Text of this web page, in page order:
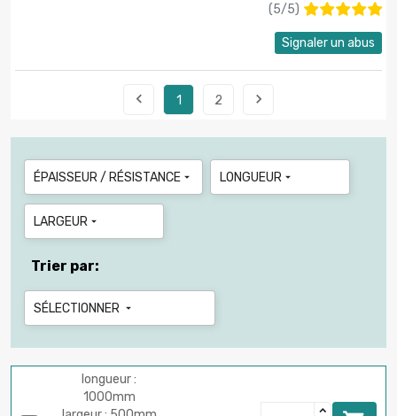
(5/5)
Signaler un abus
 1 2 
ÉPAISSEUR / RÉSISTANCE  LONGUEUR 
LARGEUR 
Trier par:
SÉLECTIONNER 
longueur :
1000mm